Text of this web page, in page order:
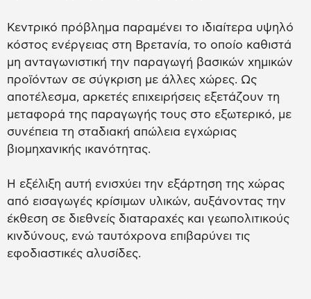
Κεντρικό πρόβλημα παραμένει το ιδιαίτερα υψηλό
κόστος ενέργειας στη Βρετανία, το οποίο καθιστά
μη ανταγωνιστική την παραγωγή βασικών χημικών
προϊόντων σε σύγκριση με άλλες χώρες. Ως
αποτέλεσμα, αρκετές επιχειρήσεις εξετάζουν τη
μεταφορά της παραγωγής τους στο εξωτερικό, με
συνέπεια τη σταδιακή απώλεια εγχώριας
βιομηχανικής ικανότητας.
Η εξέλιξη αυτή ενισχύει την εξάρτηση της χώρας
από εισαγωγές κρίσιμων υλικών, αυξάνοντας την
έκθεση σε διεθνείς διαταραχές και γεωπολιτικούς
κινδύνους, ενώ ταυτόχρονα επιβαρύνει τις
εφοδιαστικές αλυσίδες.